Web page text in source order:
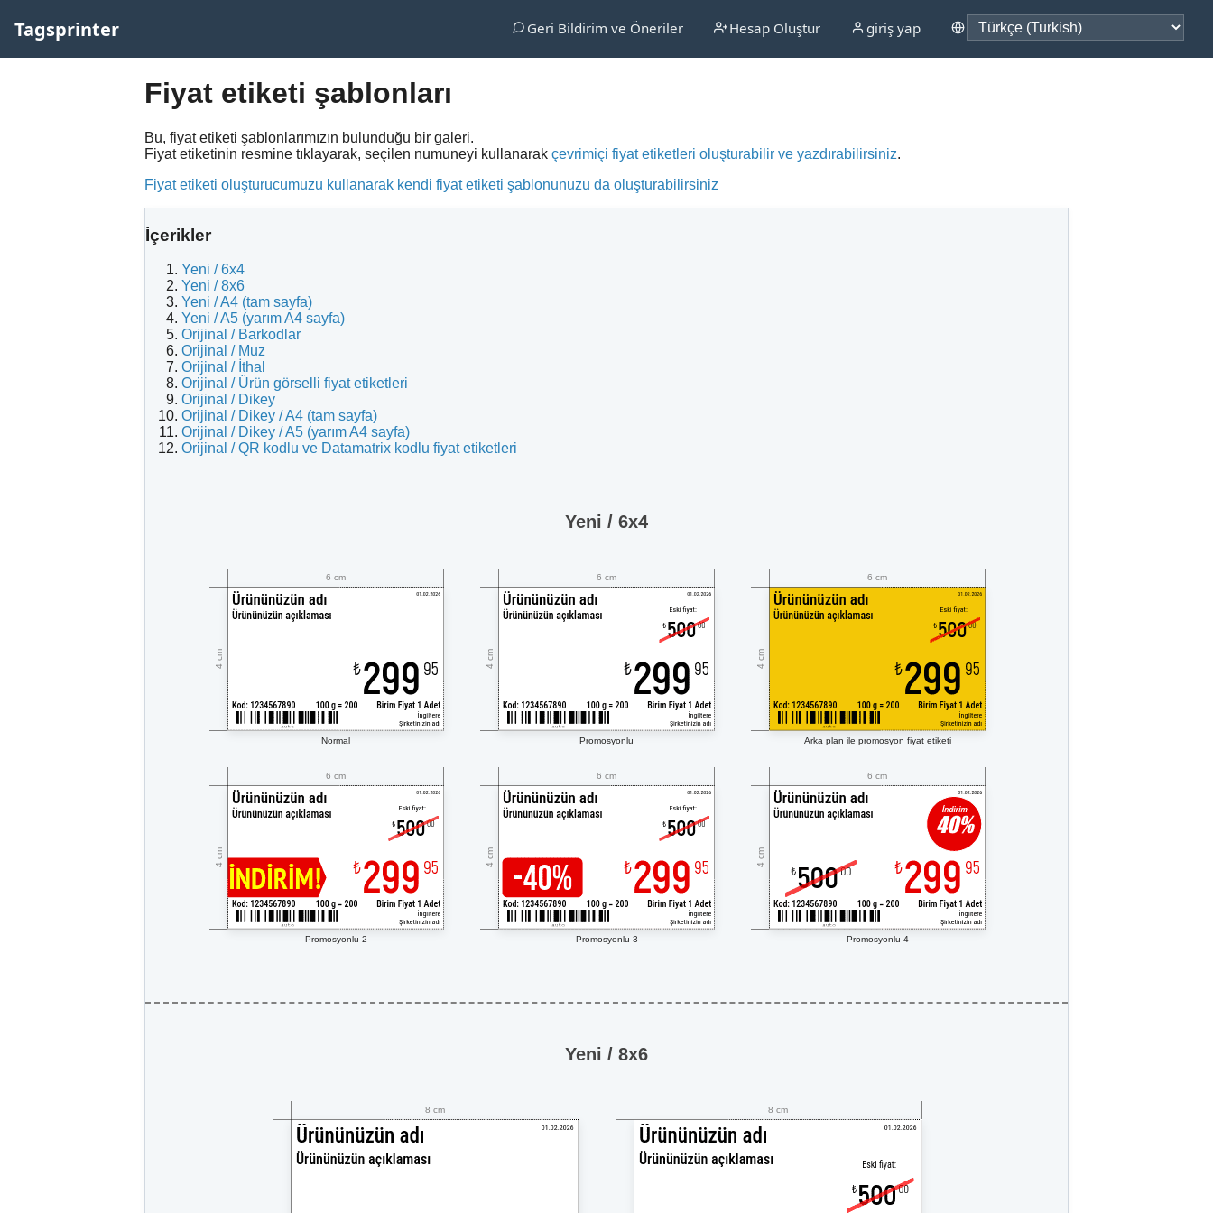
Tagsprinter Geri Bildirim ve Öneriler Hesap Oluştur giriş yap
Fiyat etiketi şablonları
Bu, fiyat etiketi şablonlarımızın bulunduğu bir galeri.
Fiyat etiketinin resmine tıklayarak, seçilen numuneyi kullanarak çevrimiçi fiyat etiketleri oluşturabilir ve yazdırabilirsiniz.
Fiyat etiketi oluşturucumuzu kullanarak kendi fiyat etiketi şablonunuzu da oluşturabilirsiniz
İçerikler
Yeni / 6x4
Yeni / 8x6
Yeni / A4 (tam sayfa)
Yeni / A5 (yarım A4 sayfa)
Orijinal / Barkodlar
Orijinal / Muz
Orijinal / İthal
Orijinal / Ürün görselli fiyat etiketleri
Orijinal / Dikey
Orijinal / Dikey / A4 (tam sayfa)
Orijinal / Dikey / A5 (yarım A4 sayfa)
Orijinal / QR kodlu ve Datamatrix kodlu fiyat etiketleri
Yeni / 6x4
6 cm
Normal
4 cm
6 cm
Promosyonlu
4 cm
6 cm
Arka plan ile promosyon fiyat etiketi
4 cm
6 cm
Promosyonlu 2
4 cm
6 cm
Promosyonlu 3
4 cm
6 cm
Promosyonlu 4
4 cm
Yeni / 8x6
8 cm 8 cm